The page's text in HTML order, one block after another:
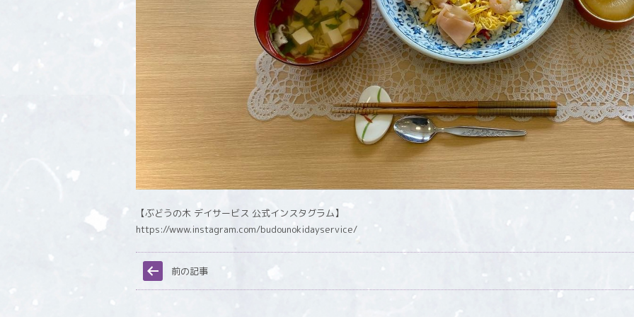
【ぶどうの木 デイサービス 公式インスタグラム】
https://www.instagram.com/budounokidayservice/
前の記事